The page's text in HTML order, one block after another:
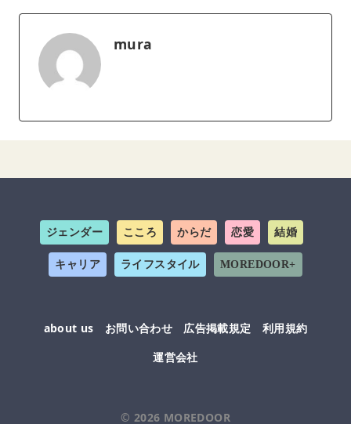
mura
ジェンダー こころ からだ 恋愛 結婚
キャリア ライフスタイル MOREDOOR+
about us お問い合わせ 広告掲載規定
利用規約
運営会社
© 2026 MOREDOOR